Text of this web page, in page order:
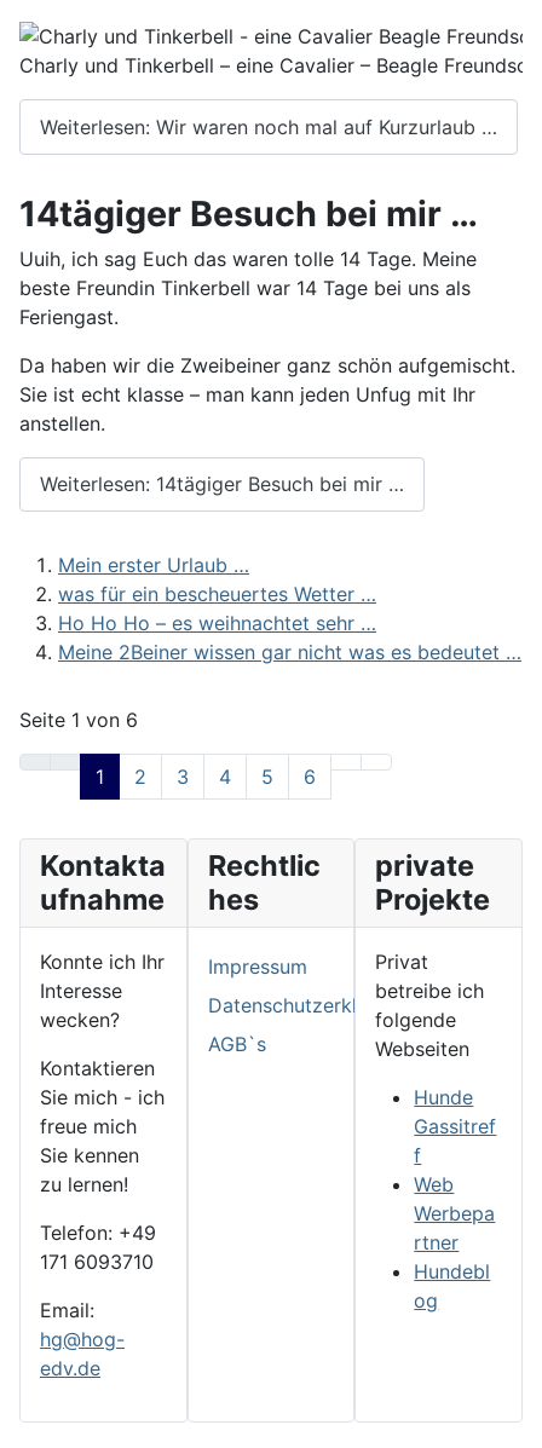
Charly und Tinkerbell – eine Cavalier – Beagle
Weiterlesen: Wir waren noch mal auf Kurzurlaub …
14tägiger Besuch bei mir …
Uuih, ich sag Euch das waren tolle 14 Tage. Meine
beste Freundin Tinkerbell war 14 Tage bei uns als
Feriengast.
Da haben wir die Zweibeiner ganz schön aufgemischt.
Sie ist echt klasse – man kann jeden Unfug mit Ihr
anstellen.
Weiterlesen: 14tägiger Besuch bei mir …
Mein erster Urlaub …
was für ein bescheuertes Wetter …
Ho Ho Ho – es weihnachtet sehr …
Meine 2Beiner wissen gar nicht was es bedeutet …
Seite 1 von 6
1 2 3 4 5 6
Kontakta
ufnahme
Konnte ich Ihr
Interesse
wecken?
Kontaktieren
Sie mich - ich
freue mich
Sie kennen
zu lernen!
Telefon: +49
171 6093710
Email:
hg@hog-
edv.de
Rechtlic
hes
Impressum
Datenschutzerklärung
AGB`s
private
Projekte
Privat
betreibe ich
folgende
Webseiten
Hunde
Gassitref
f
Web
Werbepa
rtner
Hundebl
og